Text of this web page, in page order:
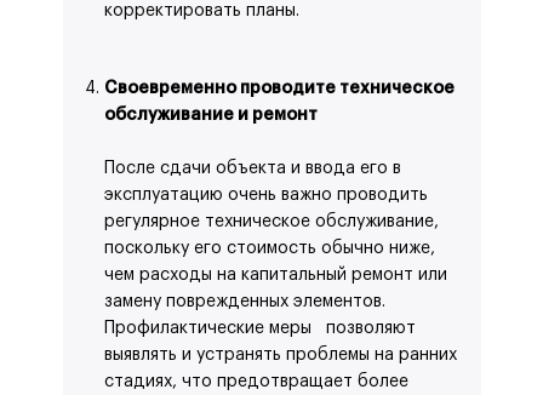
корректировать планы.
Своевременно проводите техническое
обслуживание и ремонт
После сдачи объекта и ввода его в
эксплуатацию очень важно проводить
регулярное техническое обслуживание,
поскольку его стоимость обычно ниже,
чем расходы на капитальный ремонт или
замену поврежденных элементов.
Профилактические меры позволяют
выявлять и устранять проблемы на ранних
стадиях, что предотвращает более